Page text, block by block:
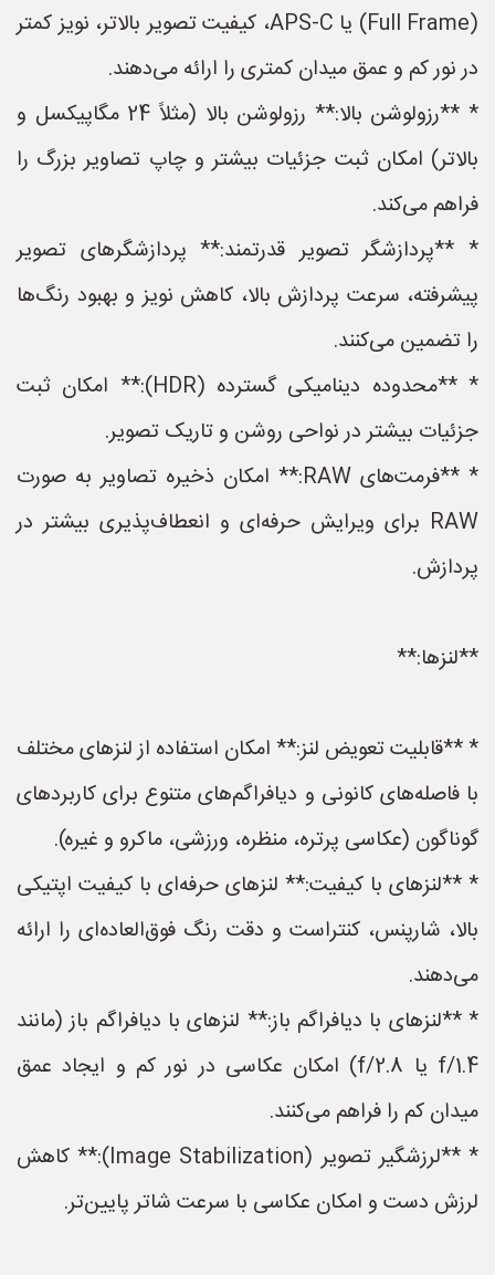
(Full Frame) یا APS-C، کیفیت تصویر بالاتر، نویز کمتر
در نور کم و عمق میدان کمتری را ارائه می‌دهند.
* **رزولوشن بالا:** رزولوشن بالا (مثلاً 24 مگاپیکسل و
بالاتر) امکان ثبت جزئیات بیشتر و چاپ تصاویر بزرگ را
فراهم می‌کند.
* **پردازشگر تصویر قدرتمند:** پردازشگرهای تصویر
پیشرفته، سرعت پردازش بالا، کاهش نویز و بهبود رنگ‌ها
را تضمین می‌کنند.
* **محدوده دینامیکی گسترده (HDR):** امکان ثبت
جزئیات بیشتر در نواحی روشن و تاریک تصویر.
* **فرمت‌های RAW:** امکان ذخیره تصاویر به صورت
RAW برای ویرایش حرفه‌ای و انعطاف‌پذیری بیشتر در
پردازش.
**لنزها:**
* **قابلیت تعویض لنز:** امکان استفاده از لنزهای مختلف
با فاصله‌های کانونی و دیافراگم‌های متنوع برای کاربردهای
گوناگون (عکاسی پرتره، منظره، ورزشی، ماکرو و غیره).
* **لنزهای با کیفیت:** لنزهای حرفه‌ای با کیفیت اپتیکی
بالا، شارپنس، کنتراست و دقت رنگ فوق‌العاده‌ای را ارائه
می‌دهند.
* **لنزهای با دیافراگم باز:** لنزهای با دیافراگم باز (مانند
f/1.4 یا f/2.8) امکان عکاسی در نور کم و ایجاد عمق
میدان کم را فراهم می‌کنند.
* **لرزشگیر تصویر (Image Stabilization):** کاهش
لرزش دست و امکان عکاسی با سرعت شاتر پایین‌تر.